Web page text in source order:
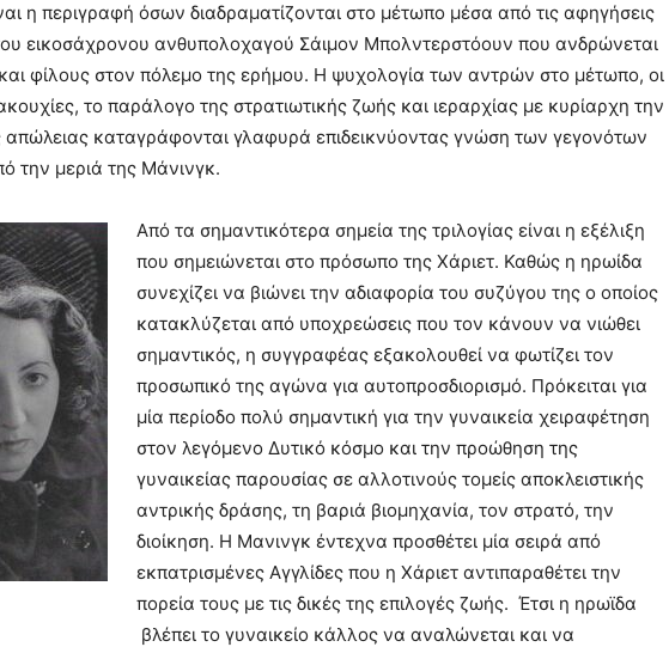
η περιγραφή όσων διαδραματίζονται στο μέτωπο μέσα από τις αφηγήσεις
εικοσάχρονου ανθυπολοχαγού Σάιμον Μπολντερστόουν που ανδρώνεται
φίλους στον πόλεμο της ερήμου. Η ψυχολογία των αντρών στο μέτωπο, οι
το παράλογο της στρατιωτικής ζωής και ιεραρχίας με κυρίαρχη την
απώλειας καταγράφονται γλαφυρά επιδεικνύοντας γνώση των γεγονότων
την μεριά της Μάνινγκ.
Από τα σημαντικότερα σημεία της τριλογίας είναι η εξέλιξη
που σημειώνεται στο πρόσωπο της Χάριετ. Καθώς η ηρωίδα
συνεχίζει να βιώνει την αδιαφορία του συζύγου της ο οποίος
κατακλύζεται από υποχρεώσεις που τον κάνουν να νιώθει
σημαντικός, η συγγραφέας εξακολουθεί να φωτίζει τον
προσωπικό της αγώνα για αυτοπροσδιορισμό. Πρόκειται για
μία περίοδο πολύ σημαντική για την γυναικεία χειραφέτηση
στον λεγόμενο Δυτικό κόσμο και την προώθηση της
γυναικείας παρουσίας σε αλλοτινούς τομείς αποκλειστικής
αντρικής δράσης, τη βαριά βιομηχανία, τον στρατό, την
διοίκηση. Η Μανινγκ έντεχνα προσθέτει μία σειρά από
εκπατρισμένες Αγγλίδες που η Χάριετ αντιπαραθέτει την
πορεία τους με τις δικές της επιλογές ζωής. Έτσι η ηρωϊδα
βλέπει το γυναικείο κάλλος να αναλώνεται και να